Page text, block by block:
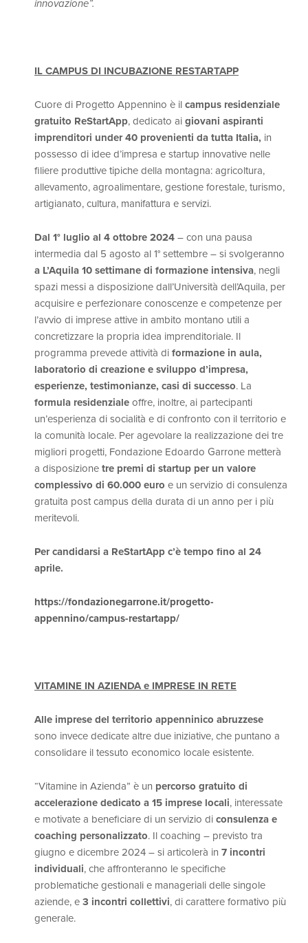
innovazione”.
IL CAMPUS DI INCUBAZIONE RESTARTAPP
Cuore di Progetto Appennino è ilcampus residenziale
gratuito ReStartApp, dedicato aigiovani aspiranti
imprenditori under 40 provenienti da tutta Italia, in
possesso di idee d’impresa e startup innovative nelle
filiere produttive tipiche della montagna: agricoltura,
allevamento, agroalimentare, gestione forestale, turismo,
artigianato, cultura, manifattura e servizi.
Dal 1° luglio al 4 ottobre 2024– con una pausa
intermedia dal 5 agosto al 1° settembre – si svolgeranno
a L’Aquila 10 settimane di formazione intensiva, negli
spazi messi a disposizione dall’Università dell’Aquila, per
acquisire e perfezionare conoscenze e competenze per
l’avvio di imprese attive in ambito montano utili a
concretizzare la propria idea imprenditoriale. Il
programma prevede attività diformazione in aula,
laboratorio di creazione e sviluppo d’impresa,
esperienze, testimonianze, casi di successo. La
formula residenzialeoffre, inoltre, ai partecipanti
un’esperienza di socialità e di confronto con il territorio e
la comunità locale. Per agevolare la realizzazione dei tre
migliori progetti, Fondazione Edoardo Garrone metterà
a disposizionetre premi di startup per un valore
complessivo di 60.000 euro e un servizio di consulenza
gratuita post campus della durata di un anno per i più
meritevoli.
Per candidarsi a ReStartApp c’è tempo fino al 24
aprile.
https://fondazionegarrone.it/progetto-
appennino/campus-restartapp/
VITAMINE IN AZIENDA e IMPRESE IN RETE
Alle imprese del territorio appenninico abruzzese
sono invece dedicate altre due iniziative, che puntano a
consolidare il tessuto economico locale esistente.
“Vitamine in Azienda” è un percorso gratuito di
accelerazione dedicato a 15 imprese locali, interessate
e motivate a beneficiare di un servizio diconsulenza e
coaching personalizzato. Il coaching – previsto tra
giugno e dicembre 2024 – si articolerà in 7 incontri
individuali, che affronteranno le specifiche
problematiche gestionali e manageriali delle singole
aziende, e3 incontri collettivi, di carattere formativo più
generale.